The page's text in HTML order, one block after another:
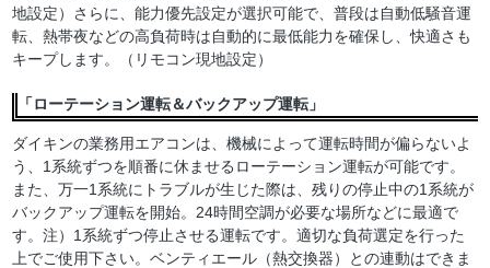
地設定）さらに、能力優先設定が選択可能で、普段は自動低騒音運
転、熱帯夜などの高負荷時は自動的に最低能力を確保し、快適さも
キープします。（リモコン現地設定）
「ローテーション運転＆バックアップ運転」
ダイキンの業務用エアコンは、機械によって運転時間が偏らないよ
う、1系統ずつを順番に休ませるローテーション運転が可能です。
また、万一1系統にトラブルが生じた際は、残りの停止中の1系統が
バックアップ運転を開始。24時間空調が必要な場所などに最適で
す。注）1系統ずつ停止させる運転です。適切な負荷選定を行った
上でご使用下さい。ベンティエール（熱交換器）との連動はできま